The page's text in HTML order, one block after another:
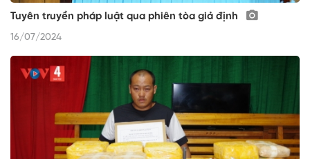
Tuyên truyền pháp luật qua phiên tòa giả định
16/07/2024